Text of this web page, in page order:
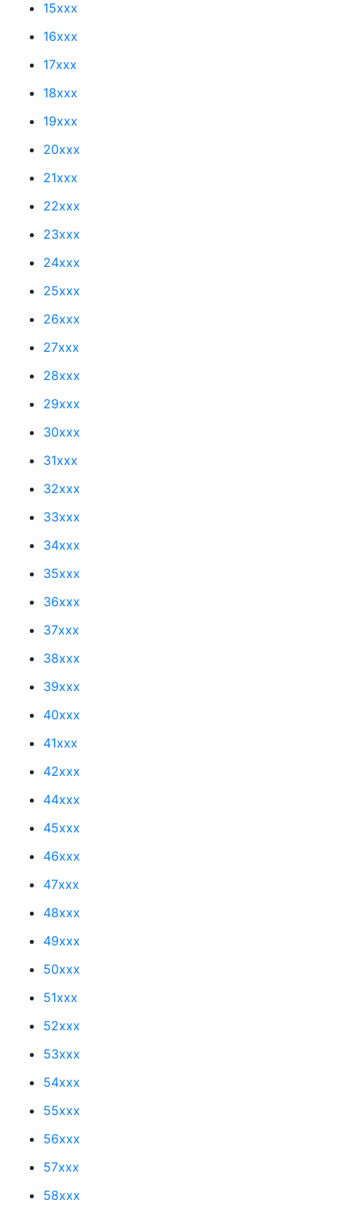
15xxx
16xxx
17xxx
18xxx
19xxx
20xxx
21xxx
22xxx
23xxx
24xxx
25xxx
26xxx
27xxx
28xxx
29xxx
30xxx
31xxx
32xxx
33xxx
34xxx
35xxx
36xxx
37xxx
38xxx
39xxx
40xxx
41xxx
42xxx
44xxx
45xxx
46xxx
47xxx
48xxx
49xxx
50xxx
51xxx
52xxx
53xxx
54xxx
55xxx
56xxx
57xxx
58xxx